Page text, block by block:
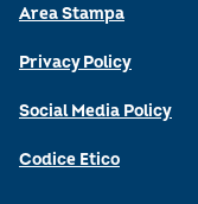
Area Stampa
Privacy Policy
Social Media Policy
Codice Etico